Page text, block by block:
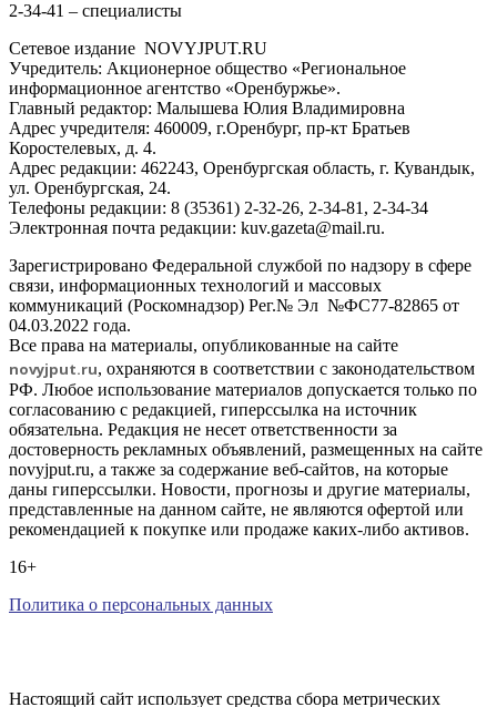
2-34-41 – специалисты
Сетевое издание NOVYJPUT.RU
Учредитель: Акционерное общество «Региональное
информационное агентство «Оренбуржье».
Главный редактор: Малышева Юлия Владимировна
Адрес учредителя: 460009, г.Оренбург, пр-кт Братьев
Коростелевых, д. 4.
Адрес редакции: 462243, Оренбургская область, г. Кувандык,
ул. Оренбургская, 24.
Телефоны редакции: 8 (35361) 2-32-26, 2-34-81, 2-34-34
Электронная почта редакции: kuv.gazeta@mail.ru.
Зарегистрировано Федеральной службой по надзору в сфере
связи, информационных технологий и массовых
коммуникаций (Роскомнадзор) Рег.№ Эл №ФС77-82865 от
04.03.2022 года.
Все права на материалы, опубликованные на сайте
novyjput.ru, охраняются в соответствии с законодательством
РФ. Любое использование материалов допускается только по
согласованию с редакцией, гиперссылка на источник
обязательна. Редакция не несет ответственности за
достоверность рекламных объявлений, размещенных на сайте
novyjput.ru, а также за содержание веб-сайтов, на которые
даны гиперссылки. Новости, прогнозы и другие материалы,
представленные на данном сайте, не являются офертой или
рекомендацией к покупке или продаже каких-либо активов.
16+
Политика о персональных данных
Настоящий сайт использует средства сбора метрических